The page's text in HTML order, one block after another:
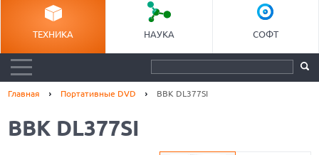
ТЕХНИКА НАУКА СОФТ
Главная Портативные DVD BBK DL377SI
BBK DL377SI